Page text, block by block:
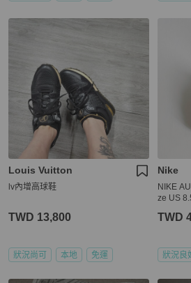
Louis Vuitton
lv內增高球鞋
TWD 13,800
狀況尚可 本地 免運
Nike
NIKE
ze US
TWD
狀況良